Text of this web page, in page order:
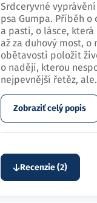
Srdceryvné
psa Gumpa. Příběh
a pastí, o lásce,
až za duhový most, o
obětavosti položit
o naději, kterou
nejpevnější řetěz,
Zobraziť celý popis
Recenzie (2)